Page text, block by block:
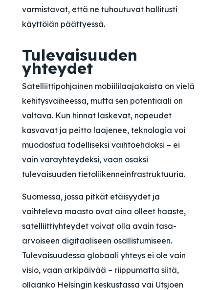
varmistavat, että ne tuhoutuvat hallitusti
käyttöiän päättyessä.
Tulevaisuuden
yhteydet
Satelliittipohjainen mobiililaajakaista on vielä
kehitysvaiheessa, mutta sen potentiaali on
valtava. Kun hinnat laskevat, nopeudet
kasvavat ja peitto laajenee, teknologia voi
muodostua todelliseksi vaihtoehdoksi – ei
vain varayhteydeksi, vaan osaksi
tulevaisuuden tietoliikenneinfrastruktuuria.
Suomessa, jossa pitkät etäisyydet ja
vaihteleva maasto ovat aina olleet haaste,
satelliittiyhteydet voivat olla avain tasa-
arvoiseen digitaaliseen osallistumiseen.
Tulevaisuudessa globaali yhteys ei ole vain
visio, vaan arkipäivää – riippumatta siitä,
ollaanko Helsingin keskustassa vai Utsjoen